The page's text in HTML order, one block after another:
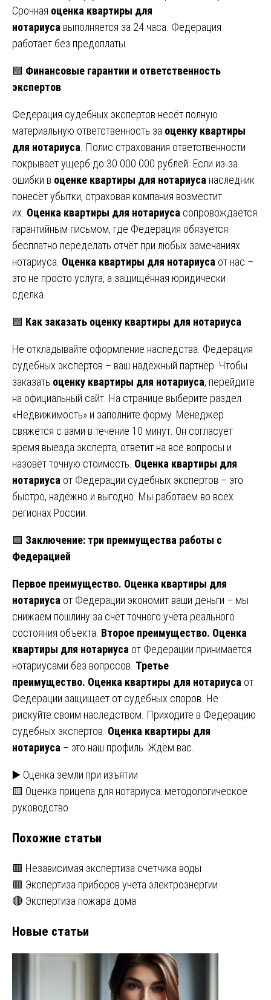
Срочная оценка квартиры для
нотариуса выполняется за 24 часа. Федерация
работает без предоплаты.
🟩 Финансовые гарантии и ответственность
экспертов
Федерация судебных экспертов несёт полную
материальную ответственность за оценку квартиры
для нотариуса . Полис страхования ответственности
покрывает ущерб до 30 000 000 рублей. Если из-за
ошибки в оценке квартиры для нотариуса наследник
понесёт убытки, страховая компания возместит
их. Оценка квартиры для нотариуса сопровождается
гарантийным письмом, где Федерация обязуется
бесплатно переделать отчёт при любых замечаниях
нотариуса. Оценка квартиры для нотариуса от нас –
это не просто услуга, а защищённая юридически
сделка.
🟩 Как заказать оценку квартиры для нотариуса
Не откладывайте оформление наследства. Федерация
судебных экспертов – ваш надёжный партнёр. Чтобы
заказать оценку квартиры для нотариуса, перейдите
на официальный сайт. На странице выберите раздел
«Недвижимость» и заполните форму. Менеджер
свяжется с вами в течение 10 минут. Он согласует
время выезда эксперта, ответит на все вопросы и
назовёт точную стоимость. Оценка квартиры для
нотариуса от Федерации судебных экспертов – это
быстро, надёжно и выгодно. Мы работаем во всех
регионах России.
🟩 Заключение: три преимущества работы с
Федерацией
Первое преимущество. Оценка квартиры для
нотариуса от Федерации экономит ваши деньги – мы
снижаем пошлину за счёт точного учёта реального
состояния объекта. Второе преимущество. Оценка
квартиры для нотариуса от Федерации принимается
нотариусами без вопросов. Третье
преимущество. Оценка квартиры для нотариуса от
Федерации защищает от судебных споров. Не
рискуйте своим наследством. Приходите в Федерацию
судебных экспертов. Оценка квартиры для
нотариуса – это наш профиль. Ждём вас.
Навигация
по
▶️ Оценка земли при изъятии
🟨 Оценка прицепа для нотариуса: методологическое
руководство
Похожие статьи
🟥 Независимая экспертиза счетчика воды
🟥 Экспертиза приборов учета электроэнергии
🔴 Экспертиза пожара дома
Новые статьи